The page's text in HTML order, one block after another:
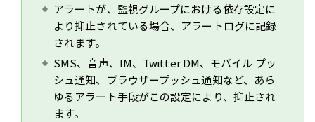
アラートが、監視グループにおける依存設定に
より抑止されている場合、アラートログに記録
されます。
SMS、音声、IM、Twitter DM、モバイル プッ
シュ通知、ブラウザープッシュ通知など、あら
ゆるアラート手段がこの設定により、抑止され
ます。